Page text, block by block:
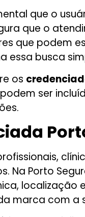
que o
que o
que podem
essa busca
os
ser
Na Porto
marca com a